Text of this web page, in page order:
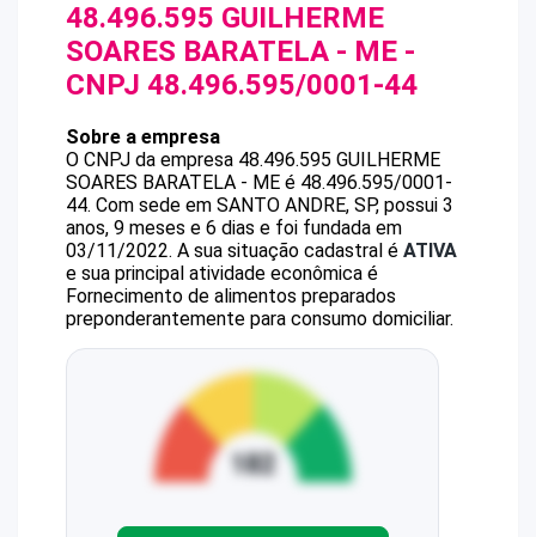
48.496.595 GUILHERME
SOARES BARATELA - ME -
CNPJ 48.496.595/0001-44
Sobre a empresa
O CNPJ da empresa 48.496.595 GUILHERME
SOARES BARATELA - ME é 48.496.595/0001-
44. Com sede em SANTO ANDRE, SP, possui 3
anos, 9 meses e 6 dias e foi fundada em
03/11/2022. A sua situação cadastral é ATIVA
e sua principal atividade econômica é
Fornecimento de alimentos preparados
preponderantemente para consumo domiciliar.